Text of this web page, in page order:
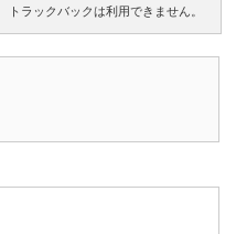
トラックバックは利用できません。